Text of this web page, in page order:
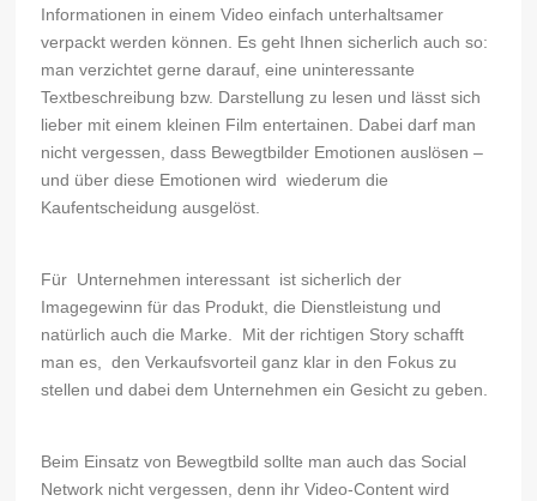
Informationen in einem Video einfach unterhaltsamer
verpackt werden können. Es geht Ihnen sicherlich auch so:
man verzichtet gerne darauf, eine uninteressante
Textbeschreibung bzw. Darstellung zu lesen und lässt sich
lieber mit einem kleinen Film entertainen. Dabei darf man
nicht vergessen, dass Bewegtbilder Emotionen auslösen –
und über diese Emotionen wird wiederum die
Kaufentscheidung ausgelöst.
Für Unternehmen interessant ist sicherlich der
Imagegewinn für das Produkt, die Dienstleistung und
natürlich auch die Marke. Mit der richtigen Story schafft
man es, den Verkaufsvorteil ganz klar in den Fokus zu
stellen und dabei dem Unternehmen ein Gesicht zu geben.
Beim Einsatz von Bewegtbild sollte man auch das Social
Network nicht vergessen, denn ihr Video-Content wird